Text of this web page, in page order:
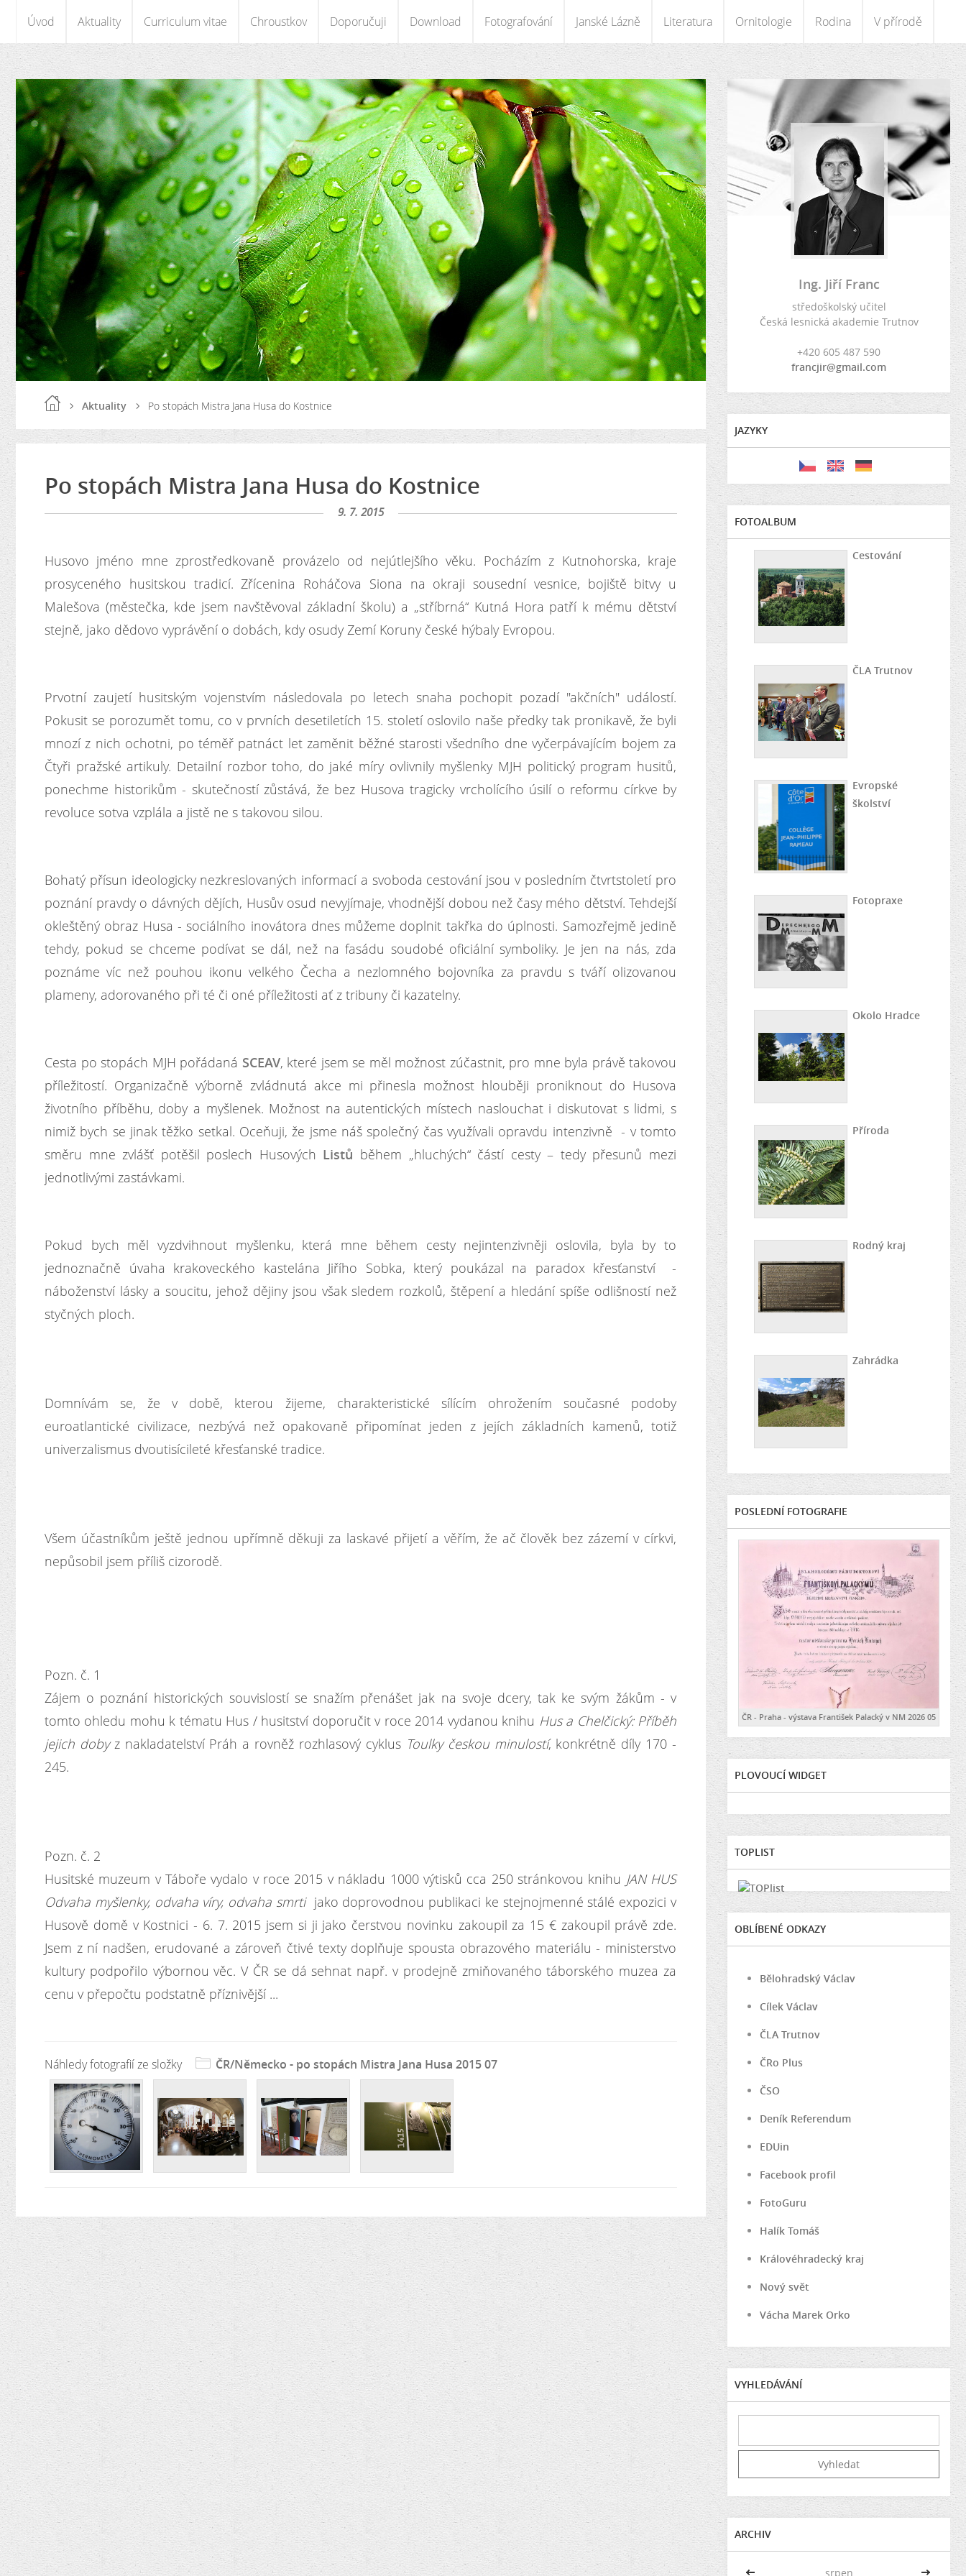
Úvod Aktuality Curriculum vitae Chroustkov Doporučuji Download Fotografování Janské Lázně Literatura Ornitologie Rodina V přírodě
Aktuality Po stopách Mistra Jana Husa do Kostnice
Po stopách Mistra Jana Husa do Kostnice
9. 7. 2015
Husovo jméno mne zprostředkovaně provázelo od nejútlejšího věku. Pocházím z Kutnohorska, kraje
prosyceného husitskou tradicí. Zřícenina Roháčova Siona na okraji sousední vesnice, bojiště bitvy u
Malešova (městečka, kde jsem navštěvoval základní školu) a „stříbrná“ Kutná Hora patří k mému dětství
stejně, jako dědovo vyprávění o dobách, kdy osudy Zemí Koruny české hýbaly Evropou.
Prvotní zaujetí husitským vojenstvím následovala po letech snaha pochopit pozadí "akčních" událostí.
Pokusit se porozumět tomu, co v prvních desetiletích 15. století oslovilo naše předky tak pronikavě, že byli
mnozí z nich ochotni, po téměř patnáct let zaměnit běžné starosti všedního dne vyčerpávajícím bojem za
Čtyři pražské artikuly. Detailní rozbor toho, do jaké míry ovlivnily myšlenky MJH politický program husitů,
ponechme historikům - skutečností zůstává, že bez Husova tragicky vrcholícího úsilí o reformu církve by
revoluce sotva vzplála a jistě ne s takovou silou.
Bohatý přísun ideologicky nezkreslovaných informací a svoboda cestování jsou v posledním čtvrtstoletí pro
poznání pravdy o dávných dějích, Husův osud nevyjímaje, vhodnější dobou než časy mého dětství. Tehdejší
okleštěný obraz Husa - sociálního inovátora dnes můžeme doplnit takřka do úplnosti. Samozřejmě jedině
tehdy, pokud se chceme podívat se dál, než na fasádu soudobé oficiální symboliky. Je jen na nás, zda
poznáme víc než pouhou ikonu velkého Čecha a nezlomného bojovníka za pravdu s tváří olizovanou
plameny, adorovaného při té či oné příležitosti ať z tribuny či kazatelny.
Cesta po stopách MJH pořádaná SCEAV, které jsem se měl možnost zúčastnit, pro mne byla právě takovou
příležitostí. Organizačně výborně zvládnutá akce mi přinesla možnost hlouběji proniknout do Husova
životního příběhu, doby a myšlenek. Možnost na autentických místech naslouchat i diskutovat s lidmi, s
nimiž bych se jinak těžko setkal. Oceňuji, že jsme náš společný čas využívali opravdu intenzivně - v tomto
směru mne zvlášť potěšil poslech Husových Listů během „hluchých“ částí cesty – tedy přesunů mezi
jednotlivými zastávkami.
Pokud bych měl vyzdvihnout myšlenku, která mne během cesty nejintenzivněji oslovila, byla by to
jednoznačně úvaha krakoveckého kastelána Jiřího Sobka, který poukázal na paradox křesťanství -
náboženství lásky a soucitu, jehož dějiny jsou však sledem rozkolů, štěpení a hledání spíše odlišností než
styčných ploch.
Domnívám se, že v době, kterou žijeme, charakteristické sílícím ohrožením současné podoby
euroatlantické civilizace, nezbývá než opakovaně připomínat jeden z jejích základních kamenů, totiž
univerzalismus dvoutisícileté křesťanské tradice.
Všem účastníkům ještě jednou upřímně děkuji za laskavé přijetí a věřím, že ač člověk bez zázemí v církvi,
nepůsobil jsem příliš cizorodě.
Pozn. č. 1
Zájem o poznání historických souvislostí se snažím přenášet jak na svoje dcery, tak ke svým žákům - v
tomto ohledu mohu k tématu Hus / husitství doporučit v roce 2014 vydanou knihu Hus a Chelčický: Příběh
jejich dobyz nakladatelství Práh a rovněž rozhlasový cyklus Toulky českou minulostí, konkrétně díly 170 -
245.
Pozn. č. 2
Husitské muzeum v Táboře vydalo v roce 2015 v nákladu 1000 výtisků cca 250 stránkovou knihu JAN HUS
Odvaha myšlenky, odvaha víry, odvaha smrti jako doprovodnou publikaci ke stejnojmenné stálé expozici v
Husově domě v Kostnici - 6. 7. 2015 jsem si ji jako čerstvou novinku zakoupil za 15 € zakoupil právě zde.
Jsem z ní nadšen, erudované a zároveň čtivé texty doplňuje spousta obrazového materiálu - ministerstvo
kultury podpořilo výbornou věc. V ČR se dá sehnat např. v prodejně zmiňovaného táborského muzea za
cenu v přepočtu podstatně příznivější ...
Náhledy fotografií ze složky ČR/Německo - po stopách Mistra Jana Husa 2015 07
Ing. Jiří Franc
středoškolský učitel
Česká lesnická akademie Trutnov
+420 605 487 590
francjir@gmail.com
JAZYKY
FOTOALBUM
Cestování
ČLA Trutnov
Evropské
školství
Fotopraxe
Okolo Hradce
Příroda
Rodný kraj
Zahrádka
POSLEDNÍ FOTOGRAFIE
ČR - Praha - výstava František Palacký v NM 2026 05
PLOVOUCÍ WIDGET
TOPLIST
OBLÍBENÉ ODKAZY
Bělohradský Václav
Cílek Václav
ČLA Trutnov
ČRo Plus
ČSO
Deník Referendum
EDUin
Facebook profil
FotoGuru
Halík Tomáš
Královéhradecký kraj
Nový svět
Vácha Marek Orko
VYHLEDÁVÁNÍ
ARCHIV
<< srpen >>